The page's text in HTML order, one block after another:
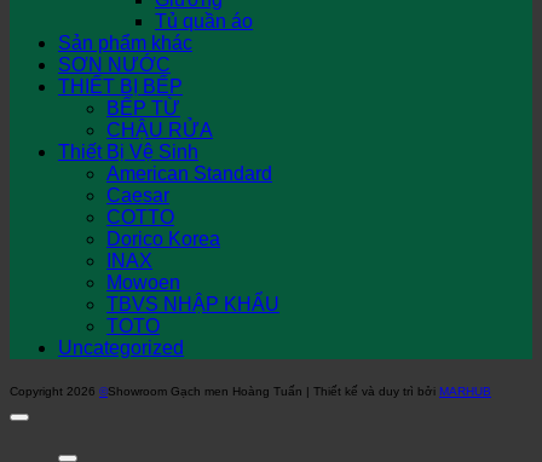
Tủ quần áo
Sản phẩm khác
SƠN NƯỚC
THIẾT BỊ BẾP
BẾP TỪ
CHẬU RỬA
Thiết Bị Vệ Sinh
American Standard
Caesar
COTTO
Dorico Korea
INAX
Mowoen
TBVS NHẬP KHẨU
TOTO
Uncategorized
Copyright 2026 ©Showroom Gạch men Hoàng Tuấn | Thiết kế và duy trì bởi MARHUB